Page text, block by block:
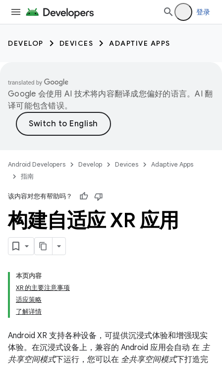
登录
DEVELOP DEVICES ADAPTIVE APPS
Google 会使用 AI 技术将内容翻译成您偏好的语言。AI 翻
译可能包含错误。
Android Developers Develop Devices
Adaptive Apps
指南
该内容对您有帮助吗？
构建自适应 XR 应用
本页内容
XR 的主要注意事项
适应策略
了解详情
Android XR 支持各种设备，可提供沉浸式体验和增强现实
体验。在沉浸式设备上，兼容的 Android 应用会自动 在 主
共享空间模式下运行，您可以在 全共享空间模式下打造完